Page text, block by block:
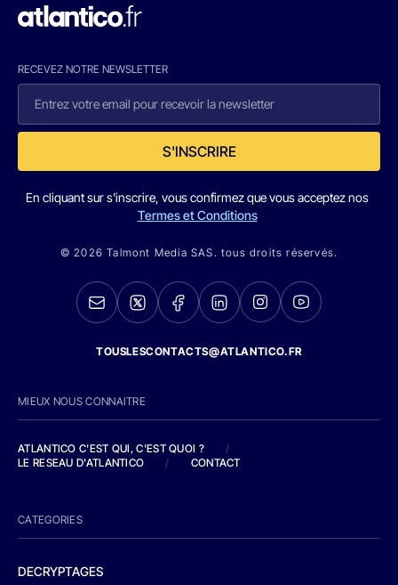
RECEVEZ NOTRE NEWSLETTER
S'INSCRIRE
En cliquant sur s'inscrire, vous confirmez que vous acceptez nos
Termes et Conditions
© 2026 Talmont Media SAS. tous droits réservés.
TOUSLESCONTACTS@ATLANTICO.FR
MIEUX NOUS CONNAITRE
ATLANTICO C'EST QUI, C'EST QUOI ?
/
LE RESEAU D'ATLANTICO
/ CONTACT
CATEGORIES
DECRYPTAGES